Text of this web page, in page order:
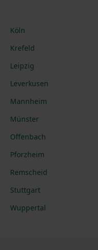
Köln
Krefeld
Leipzig
Leverkusen
Mannheim
Münster
Offenbach
Pforzheim
Remscheid
Stuttgart
Wuppertal